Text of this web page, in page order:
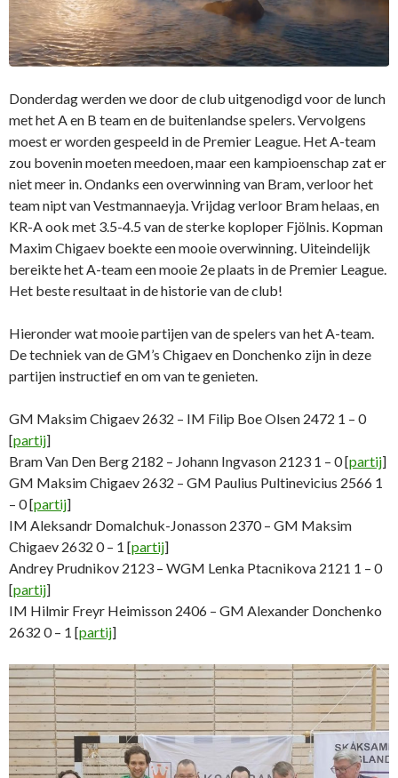
Donderdag werden we door de club uitgenodigd voor de lunch
met het A en B team en de buitenlandse spelers. Vervolgens
moest er worden gespeeld in de Premier League. Het A-team
zou bovenin moeten meedoen, maar een kampioenschap zat er
niet meer in. Ondanks een overwinning van Bram, verloor het
team nipt van Vestmannaeyja. Vrijdag verloor Bram helaas, en
KR-A ook met 3.5-4.5 van de sterke koploper Fjölnis. Kopman
Maxim Chigaev boekte een mooie overwinning. Uiteindelijk
bereikte het A-team een mooie 2e plaats in de Premier League.
Het beste resultaat in de historie van de club!
Hieronder wat mooie partijen van de spelers van het A-team.
De techniek van de GM’s Chigaev en Donchenko zijn in deze
partijen instructief en om van te genieten.
GM Maksim Chigaev 2632 – IM Filip Boe Olsen 2472 1 – 0
[partij]
Bram Van Den Berg 2182 – Johann Ingvason 2123 1 – 0 [partij]
GM Maksim Chigaev 2632 – GM Paulius Pultinevicius 2566 1
– 0 [partij]
IM Aleksandr Domalchuk-Jonasson 2370 – GM Maksim
Chigaev 2632 0 – 1 [partij]
Andrey Prudnikov 2123 – WGM Lenka Ptacnikova 2121 1 – 0
[partij]
IM Hilmir Freyr Heimisson 2406 – GM Alexander Donchenko
2632 0 – 1 [partij]